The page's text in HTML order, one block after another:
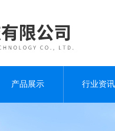
产品展示 行业资讯